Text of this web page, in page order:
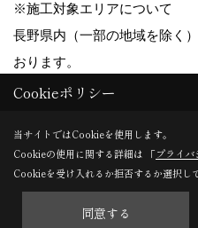
※施工対象エリアについて
長野県内（一部の地域を除く
おります。
Copyright (c) ForestCorporation. All
Cookieポリシー
当サイトではCookieを使用します。
Cookieの使用に関する詳細は 「プライ
Cookieを受け入れるか拒否するか選択し
同意する